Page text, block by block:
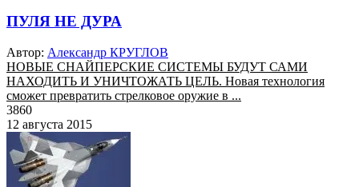
ПУЛЯ НЕ ДУРА
Автор: Александр КРУГЛОВ
НОВЫЕ СНАЙПЕРСКИЕ СИСТЕМЫ БУДУТ САМИ
НАХОДИТЬ И УНИЧТОЖАТЬ ЦЕЛЬ. Новая технология
сможет превратить стрелковое оружие в ...
3860
12 августа 2015